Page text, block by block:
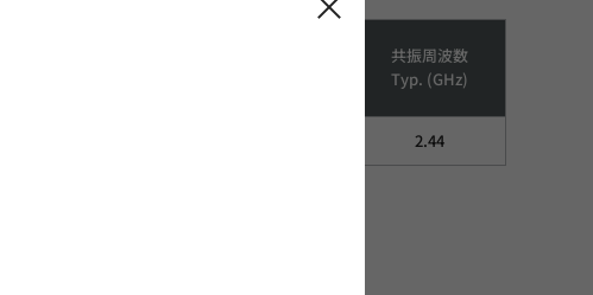
共振周波数
Typ. (GHz)
2.44